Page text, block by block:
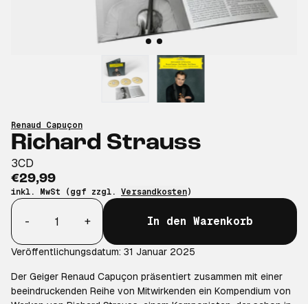
Renaud Capuçon
Richard Strauss
3CD
€29,99
inkl. MwSt (ggf zzgl. Versandkosten)
Anzahl
-
+ In den Warenkorb
Veröffentlichungsdatum: 31 Januar 2025
Der Geiger Renaud Capuçon präsentiert zusammen mit einer
beeindruckenden Reihe von Mitwirkenden ein Kompendium von